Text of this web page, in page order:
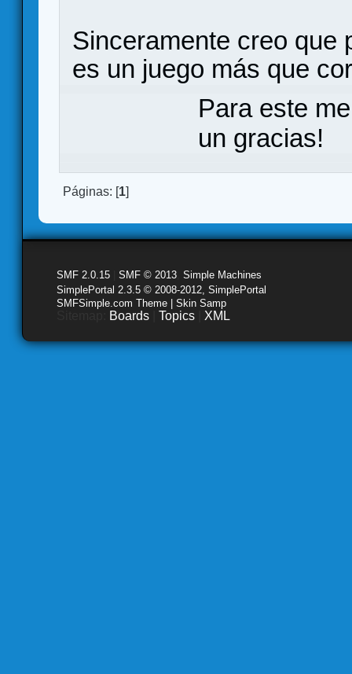
Sinceramente creo que
es un juego más que
Para este
un gracias!
Páginas: [1]
SMF 2.0.15 SMF © 2013 Simple Machines
SimplePortal 2.3.5 © 2008-2012, SimplePortal
SMFSimple.com Theme | Skin Samp
Boards Topics XML